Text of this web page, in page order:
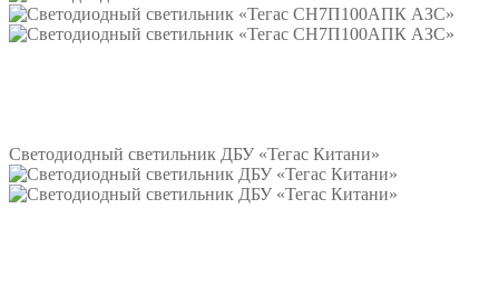
Светодиодный светильник ДБУ «Тегас Китани»